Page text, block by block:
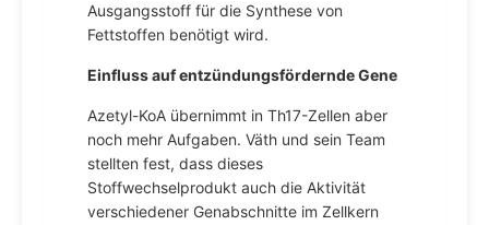
Ausgangsstoff für die Synthese von
Fettstoffen benötigt wird.
Einfluss auf entzündungsfördernde Gene
Azetyl-KoA übernimmt in Th17-Zellen aber
noch mehr Aufgaben. Väth und sein Team
stellten fest, dass dieses
Stoffwechselprodukt auch die Aktivität
verschiedener Genabschnitte im Zellkern